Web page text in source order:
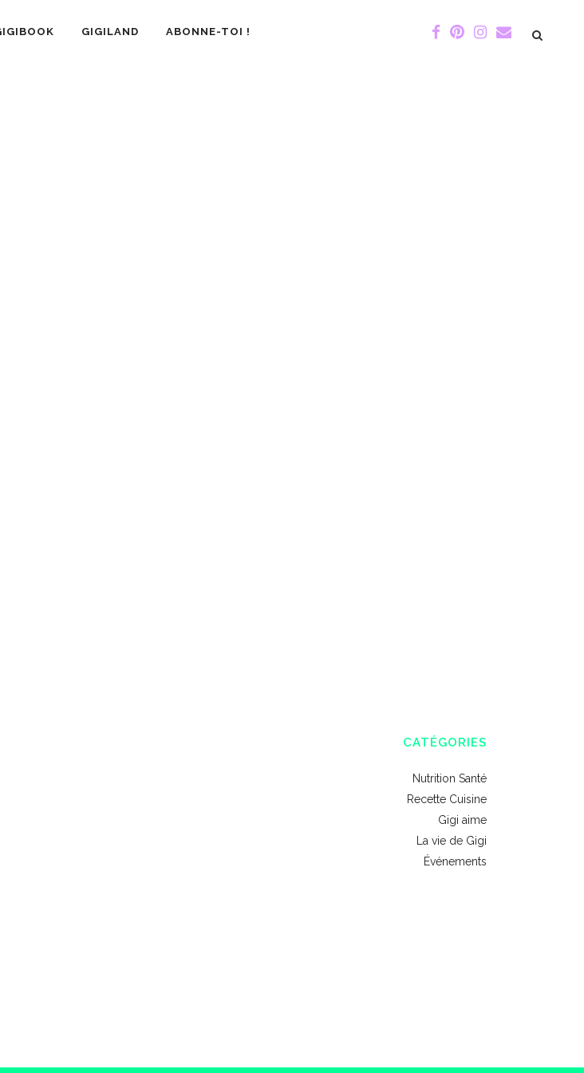
GIGILAND ABONNE-TOI !
CATÉGORIES
Nutrition Santé
Recette Cuisine
Gigi aime
La vie de Gigi
Événements